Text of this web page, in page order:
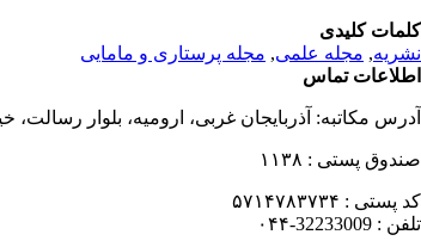
کلمات کلیدی
نشریه, مجله علمی, مجله پرستاری و مامایی
اطلاعات تماس
آدرس مکاتبه: آذربایجان غربی، ارومیه، بلوار
صندوق پستی : ۱۱۳۸
کد پستی : ۵۷۱۴۷۸۳۷۳۴
تلفن : 32233009-۰۴۴